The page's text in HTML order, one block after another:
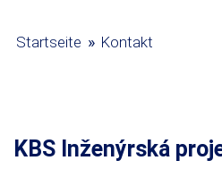
Startseite » Kontakt
KBS Inženýrská